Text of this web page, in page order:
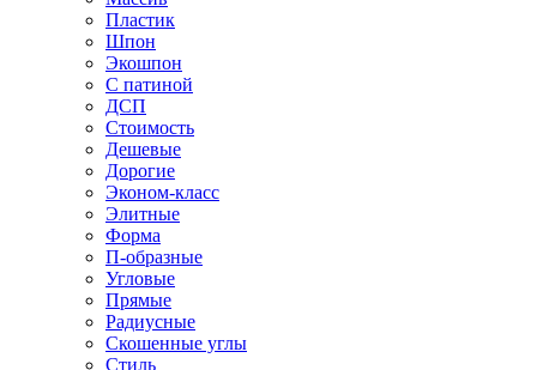
Пластик
Шпон
Экошпон
С патиной
ДСП
Стоимость
Дешевые
Дорогие
Эконом-класс
Элитные
Форма
П-образные
Угловые
Прямые
Радиусные
Скошенные углы
Стиль